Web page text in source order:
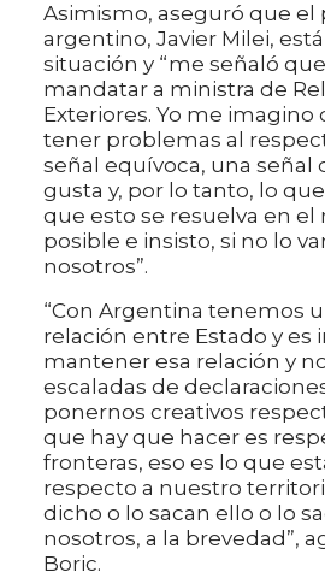
Asimismo, aseguró que el
argentino, Javier Milei,
situación y “me señaló
mandatar a ministra de
Exteriores. Yo me imagino
tener problemas al
señal equívoca, una señal
gusta y, por lo tanto, lo
que esto se resuelva en el
posible e insisto, si no lo
nosotros”.
“Con Argentina tenemos
relación entre Estado y es
mantener esa relación y
escaladas de
ponernos creativos
que hay que hacer es
fronteras, eso es lo que
respecto a nuestro
dicho o lo sacan ello o lo
nosotros, a la brevedad”,
Boric.